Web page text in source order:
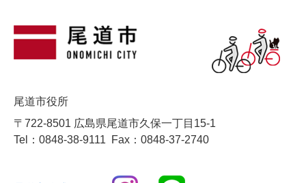
尾道市役所
〒722-8501 広島県尾道市久保一丁目15-1
Tel：0848-38-9111
Fax：0848-37-2740